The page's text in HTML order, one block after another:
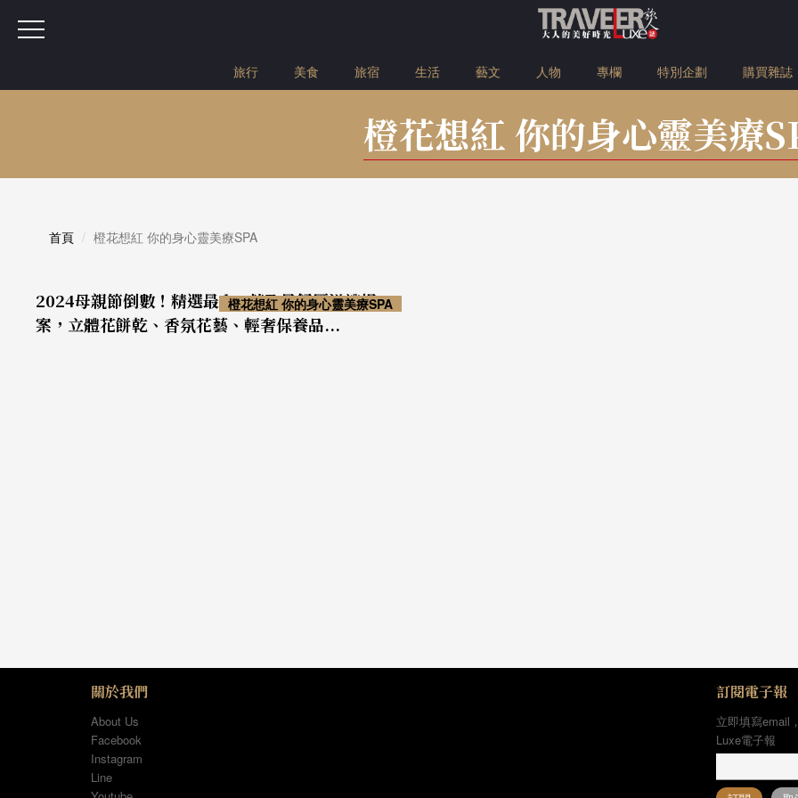
旅行 美食 旅宿 生活 藝文 人物 專欄 特別企劃 購買雜誌
橙花想紅 你的身心靈美療
首頁 橙花想紅 你的身心靈美療SPA
2024母親節倒數！精選最 he 花及最舒壓送禮提
案，立體花餅乾、香氛花藝、輕奢保養品...
橙花想紅 你的身心靈美療SPA
關於我們
About Us
Facebook
Instagram
Line
訂閱電子報
立即填寫email
Luxe電子報